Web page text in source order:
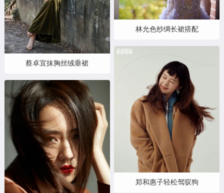
蔡卓宜抹胸丝绒垂裙
林允色纱绸长裙搭配
郑和惠子轻松驾驭狗